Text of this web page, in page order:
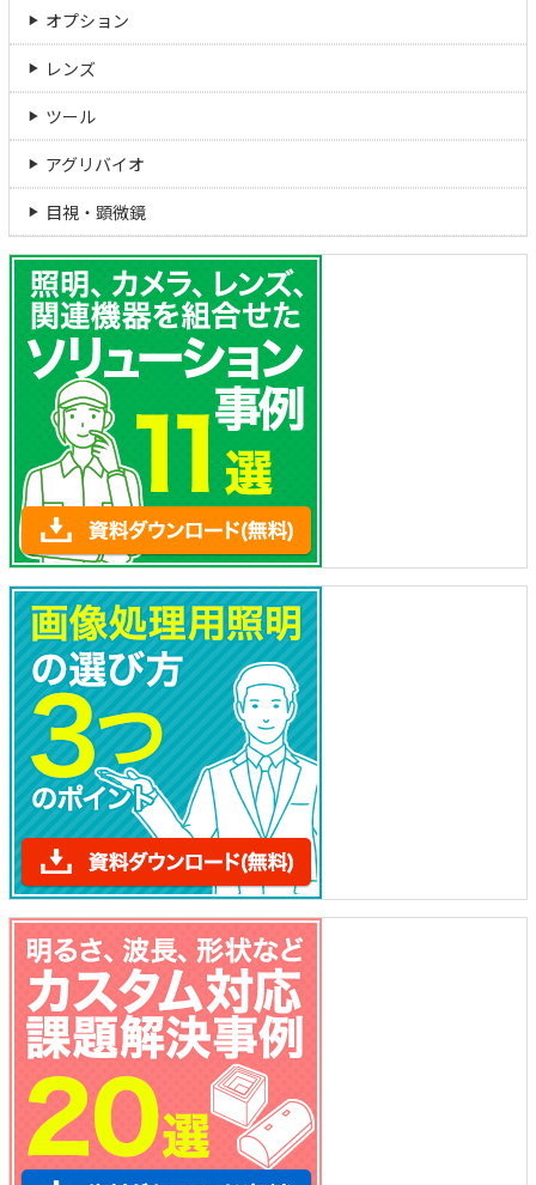
オプション
レンズ
ツール
アグリバイオ
目視・顕微鏡